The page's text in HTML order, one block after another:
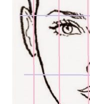
静態細紋
臉部輪廓
關於面部輪廓
下陷太陽穴
下陷面頰 (蘋果肌)